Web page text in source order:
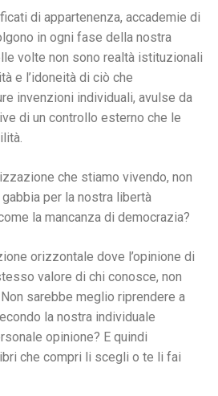
di appartenenza, accademie di
in ogni fase della nostra
volte non sono realtà istituzionali
e l’idoneità di ciò che
invenzioni individuali, avulse da
di un controllo esterno che le
che stiamo vivendo, non
per la nostra libertà
la mancanza di democrazia?
orizzontale dove l’opinione di
valore di chi conosce, non
sarebbe meglio riprendere a
la nostra individuale
opinione? E quindi
che compri li scegli o te li fai